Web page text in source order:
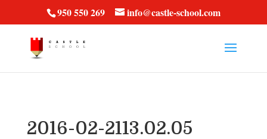
950 550 269 info@castle-school.com
2016-02-2113.02.05